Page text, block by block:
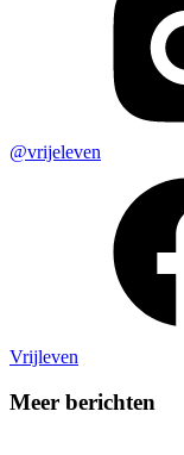
@vrijeleven
Vrijleven
Meer berichten